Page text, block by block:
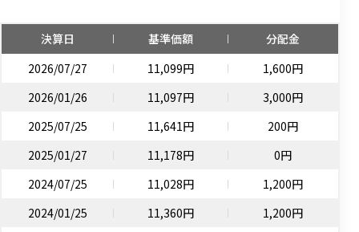
決算日 基準価額
分配金
2026/07/27
11,099円
1,600円
2026/01/26
11,097円
3,000円
2025/07/25
11,641円
200円
2025/01/27
11,178円
0円
2024/07/25
11,028円
1,200円
2024/01/25
11,360円
1,200円